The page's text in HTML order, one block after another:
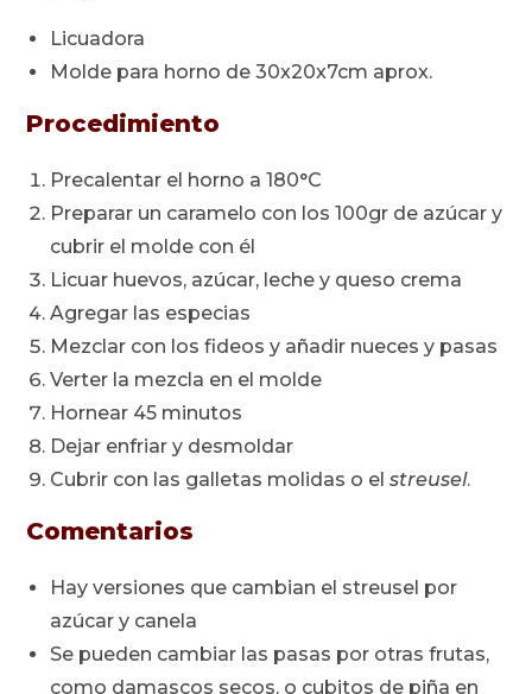
Licuadora
Molde para horno de 30x20x7cm aprox.
Procedimiento
Precalentar el horno a 180°C
Preparar un caramelo con los 100gr de azúcar y
cubrir el molde con él
Licuar huevos, azúcar, leche y queso crema
Agregar las especias
Mezclar con los fideos y añadir nueces y pasas
Verter la mezcla en el molde
Hornear 45 minutos
Dejar enfriar y desmoldar
Cubrir con las galletas molidas o elstreusel.
Comentarios
Hay versiones que cambian el streusel por
azúcar y canela
Se pueden cambiar las pasas por otras frutas,
como damascos secos, o cubitos de piña en